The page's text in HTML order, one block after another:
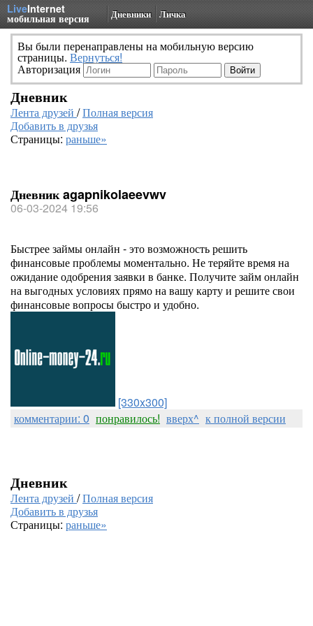
LiveInternet
мобильная версия Дневники Личка
Вы были перенаправлены на мобильную версию
страницы. Вернуться!
Авторизация
Дневник
Лента друзей /Полная версия
Добавить в друзья
Страницы: раньше»
Дневник agapnikolaeevwv
06-03-2024 19:56
Быстрее займы онлайн - это возможность решить
финансовые проблемы моментально. Не теряйте время на
ожидание одобрения заявки в банке. Получите займ онлайн
на выгодных условиях прямо на вашу карту и решите свои
финансовые вопросы быстро и удобно.
[330x300]
комментарии: 0 понравилось! вверх^ к полной версии
Дневник
Лента друзей /Полная версия
Добавить в друзья
Страницы: раньше»